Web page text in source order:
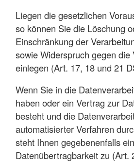
Liegen die gesetzlichen
so können Sie die Löschung
Einschränkung der
sowie Widerspruch gegen die
einlegen (Art. 17, 18 und 21
Wenn Sie in die
haben oder ein Vertrag zur
besteht und die
automatisierter Verfahren
steht Ihnen gegebenenfalls
Datenübertragbarkeit zu (Art.